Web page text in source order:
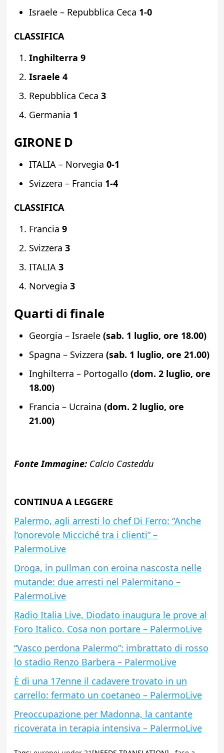
Israele – Repubblica Ceca 1-0
CLASSIFICA
Inghilterra 9
Israele 4
Repubblica Ceca 3
Germania 1
GIRONE D
ITALIA – Norvegia 0-1
Svizzera – Francia 1-4
CLASSIFICA
Francia 9
Svizzera 3
ITALIA 3
Norvegia 3
Quarti di finale
Georgia – Israele (sab. 1 luglio, ore 18.00)
Spagna – Svizzera (sab. 1 luglio, ore 21.00)
Inghilterra – Portogallo (dom. 2 luglio, ore
18.00)
Francia – Ucraina (dom. 2 luglio, ore
21.00)
Fonte Immagine:Calcio Casteddu
CONTINUA A LEGGERE
Palermo, agli arresti lo chef Di Ferro: “Anche
l’onorevole Micciché tra i clienti” –
PalermoLive
Droga, in pullman con eroina nascosta nelle
mutande: due arresti nel Palermitano –
PalermoLive
Radio Italia Live, Diodato inaugura le prove al
Foro Italico. Cosa non portare – PalermoLive
“Vasco perdona Palermo”: imbrattato di rosso
lo stadio Renzo Barbera – PalermoLive
È di una 17enne il cadavere trovato in un
carrello: fermato un coetaneo – PalermoLive
Preoccupazione per Madonna, la cantante
ricoverata in terapia intensiva – PalermoLive